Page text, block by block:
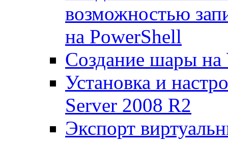
возможностью
на PowerShell
Создание шары на
Установка и
Server 2008 R2
Экспорт